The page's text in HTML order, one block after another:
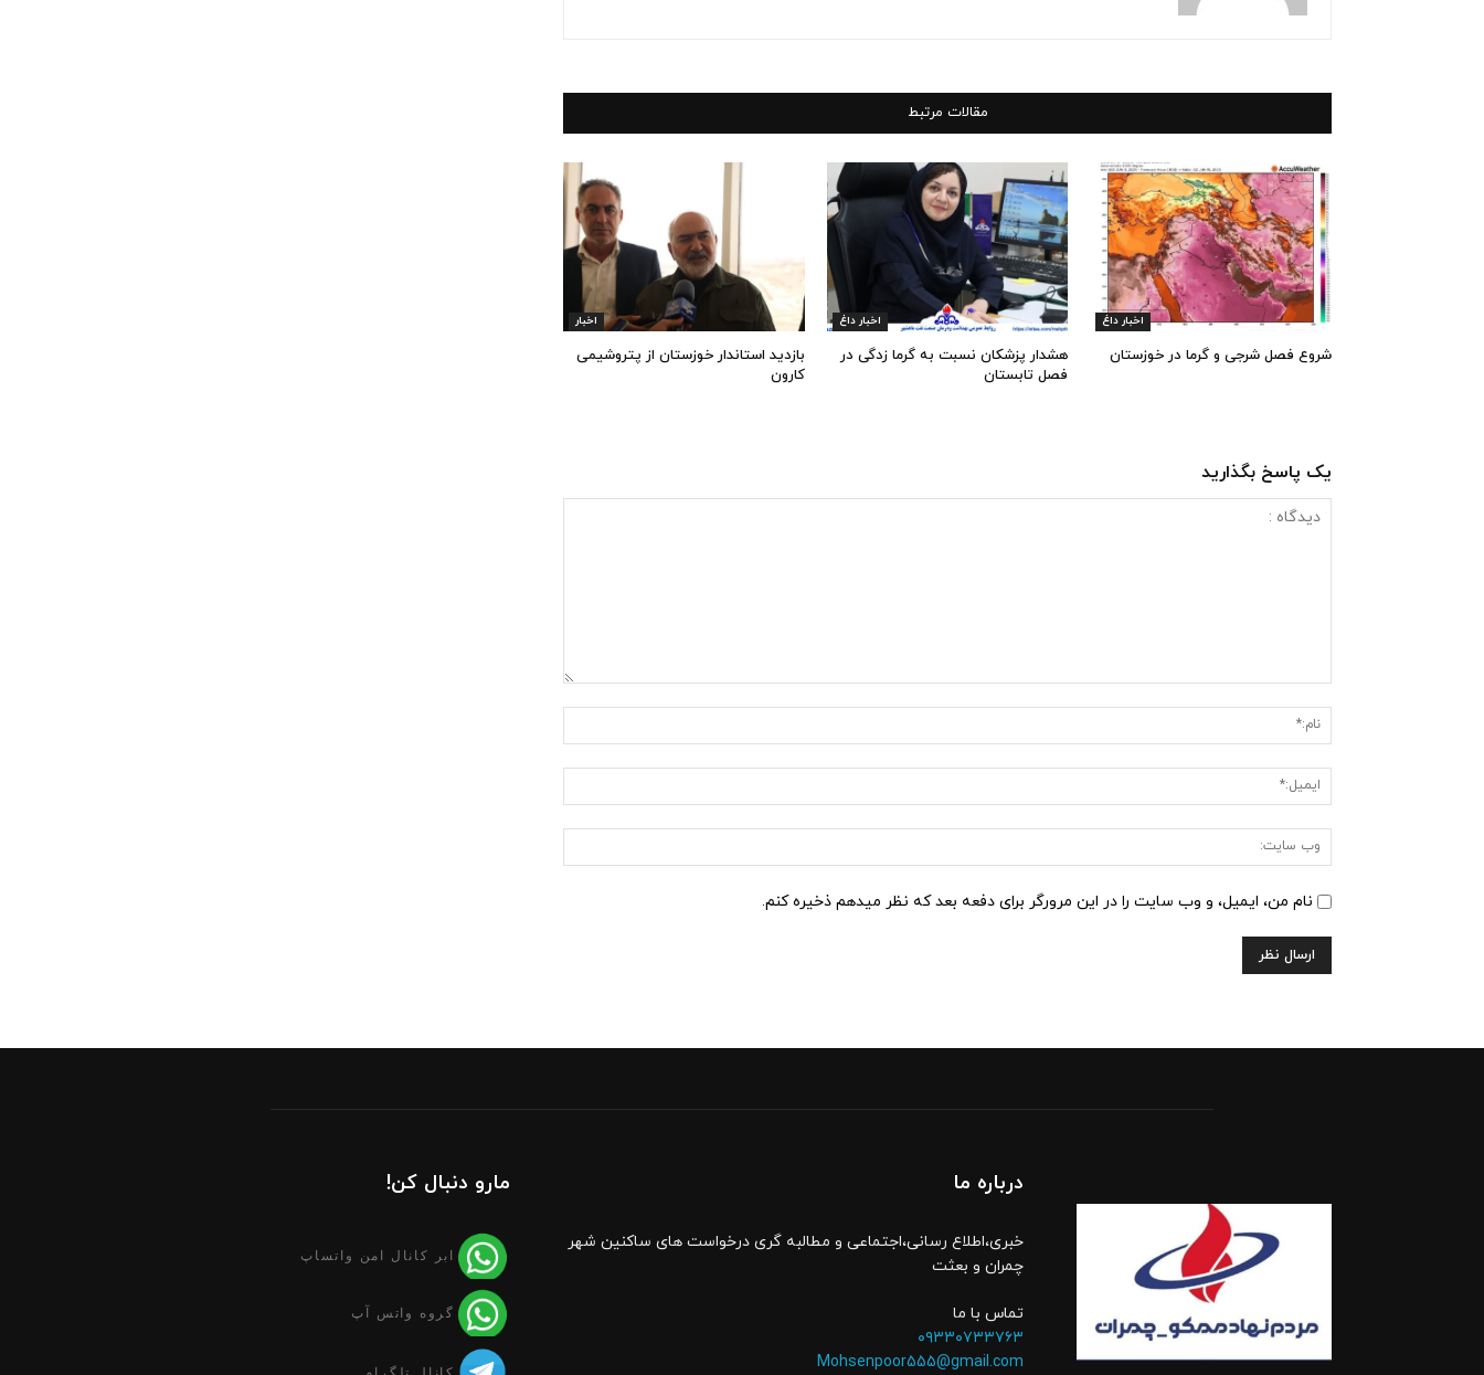
مقالات مرتبط
اخبار داغ
شروع فصل شرجی و گرما در خوزستان
اخبار داغ
هشدار پزشکان نسبت به گرما زدگی در
فصل تابستان
اخبار
بازدید استاندار خوزستان از پتروشیمی
کارون
یک پاسخ بگذارید
سایت:
نام من، ایمیل، و وب سایت را در این مرورگر برای دفعه بعد که نظر میدهم ذخیره کنم.
درباره ما
خبری،اطلاع رسانی،اجتماعی و مطالبه گری درخواست های ساکنین شهر
چمران و بعثت
تماس با ما
۰۹۳۳۰۷۳۳۷۶۳
Mohsenpoor555@gmail.com
مارو دنبال کن!
ابر کانال امن واتساپ
گروه واتس آپ